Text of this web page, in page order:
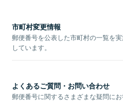
市町村変更情報
郵便番号を公表した市町村の一覧を
しています。
よくあるご質問・お問い合わせ
郵便番号に関するさまざまな疑問にお